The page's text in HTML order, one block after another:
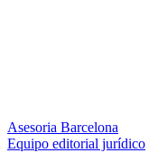
Asesoria Barcelona
Equipo editorial jurídico